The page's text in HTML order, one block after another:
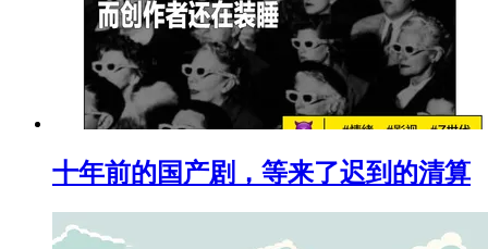
十年前的国产剧，等来了迟到的清算